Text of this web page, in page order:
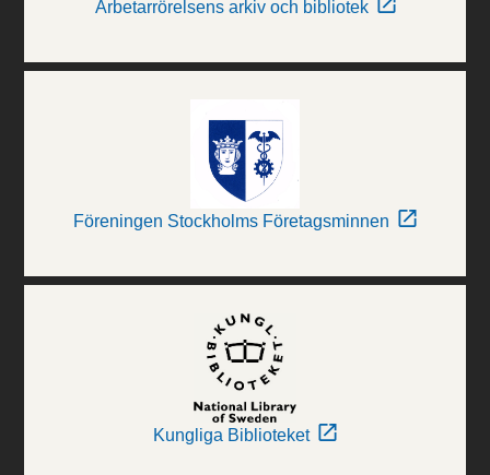
Arbetarrörelsens arkiv och bibliotek
Föreningen Stockholms Företagsminnen
Kungliga Biblioteket